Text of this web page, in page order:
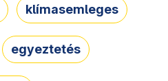
klímasemleges
egyeztetés